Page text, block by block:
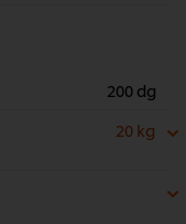
200 dg
20 kg